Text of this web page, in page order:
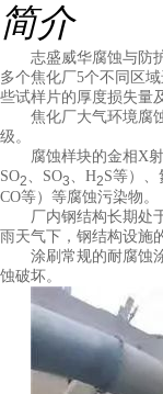
简介
志盛威华腐蚀与防
多个焦化厂5个不同区
些试样片的厚度损失量
焦化厂大气环境腐
级。
腐蚀样块的金相X
SO2、SO3、H2S等）
CO等）等腐蚀污染物。
厂内钢结构长期处
雨天气下，钢结构设施
涂刷常规的耐腐蚀
蚀破坏。